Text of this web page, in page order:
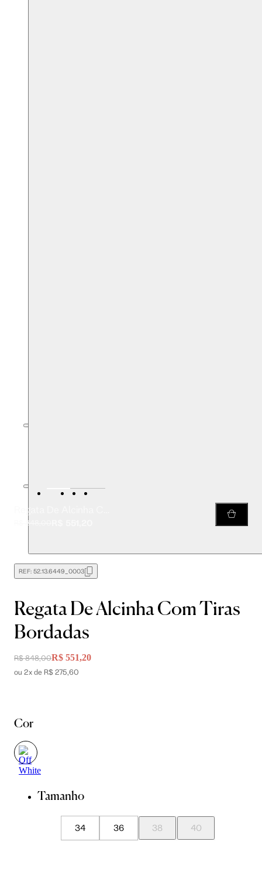
R$ 848,00
REF: 52.13.6449_0003
Regata De Alcinha Com Tiras
Bordadas
R$ 848,00R$ 551,20
ou 2x de R$ 275,60
Cor
Tamanho
34 36 38 40